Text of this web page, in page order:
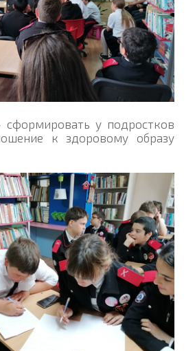
у подростков
к здоровому образу